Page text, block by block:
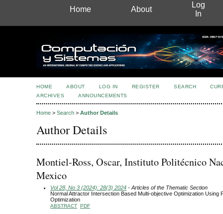
Home About
Log
In
HOME ABOUT LOG IN REGISTER SEARCH
ARCHIVES
ANNOUNCEMENTS
Home > Search > Author Details
Author Details
Montiel-Ross, Oscar, Instituto Politécnico
Mexico
Vol 28, No 3 (2024): 28(3) 2024 - Articles of the Thematic Section
Normal Attractor Intersection Based Multi-objective Optimization Using
Optimization
ABSTRACT PDF